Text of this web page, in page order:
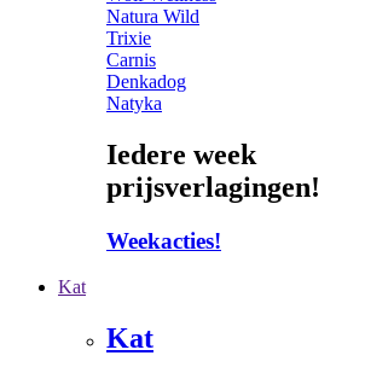
Natura Wild
Trixie
Carnis
Denkadog
Natyka
Iedere week
prijsverlagingen!
Weekacties!
Kat
Kat